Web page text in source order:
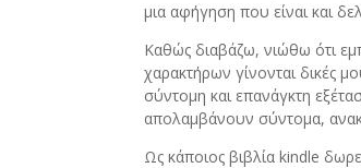
μια αφήγηση που είναι και
Καθώς διαβάζω, νιώθω ότι
χαρακτήρων γίνονται δικές
σύντομη και επανάγκτη
απολαμβάνουν σύντομα,
Ως κάποιος βιβλία kindle